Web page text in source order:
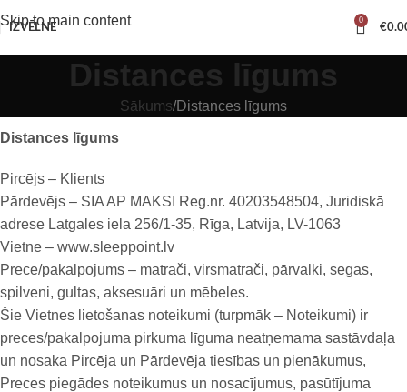
Skip to main content
IZVĒLNE
0
€
Distances līgums
Sākums Distances līgums
Distances līgums
Pircējs – Klients
Pārdevējs – SIA AP MAKSI Reg.nr. 40203548504, Juridiskā
adrese Latgales iela 256/1-35, Rīga, Latvija, LV-1063
Vietne – www.sleeppoint.lv
Prece/pakalpojums – matrači, virsmatrači, pārvalki, segas,
spilveni, gultas, aksesuāri un mēbeles.
Šie Vietnes lietošanas noteikumi (turpmāk – Noteikumi) ir
preces/pakalpojuma pirkuma līguma neatņemama sastāvdaļa
un nosaka Pircēja un Pārdevēja tiesības un pienākumus,
Preces piegādes noteikumus un nosacījumus, pasūtījuma